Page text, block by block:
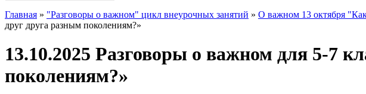
Главная » "Разговоры о важном" цикл внеурочных занятий » О важном 13 октября
друг друга разным поколениям?»
13.10.2025 Разговоры о важном для 5-7
поколениям?»